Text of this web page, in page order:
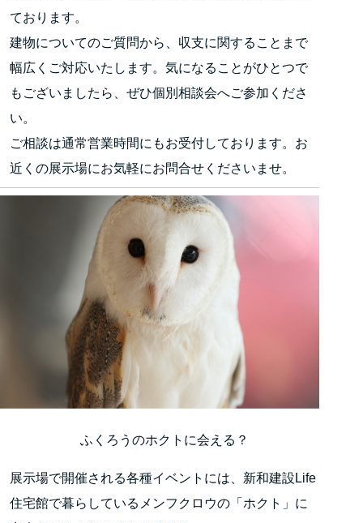
ております。
建物についてのご質問から、収支に関することまで
幅広くご対応いたします。気になることがひとつで
もございましたら、ぜひ個別相談会へご参加くださ
い。
ご相談は通常営業時間にもお受付しております。お
近くの展示場にお気軽にお問合せくださいませ。
ふくろうのホクトに会える？
展示場で開催される各種イベントには、新和建設Life
住宅館で暮らしているメンフクロウの「ホクト」に